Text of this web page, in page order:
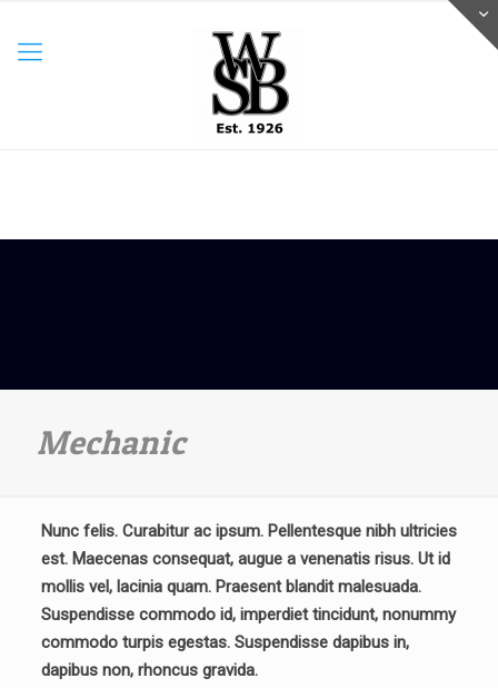
Mechanic
Nunc felis. Curabitur ac ipsum. Pellentesque nibh ultricies
est. Maecenas consequat, augue a venenatis risus. Ut id
mollis vel, lacinia quam. Praesent blandit malesuada.
Suspendisse commodo id, imperdiet tincidunt, nonummy
commodo turpis egestas. Suspendisse dapibus in,
dapibus non, rhoncus gravida.